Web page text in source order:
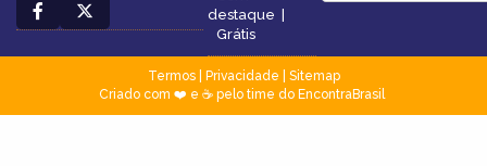
destaque |
Grátis
Termos| Privacidade
Sitemap
Criado com ❤️ e ☕ pelo time do EncontraBrasil